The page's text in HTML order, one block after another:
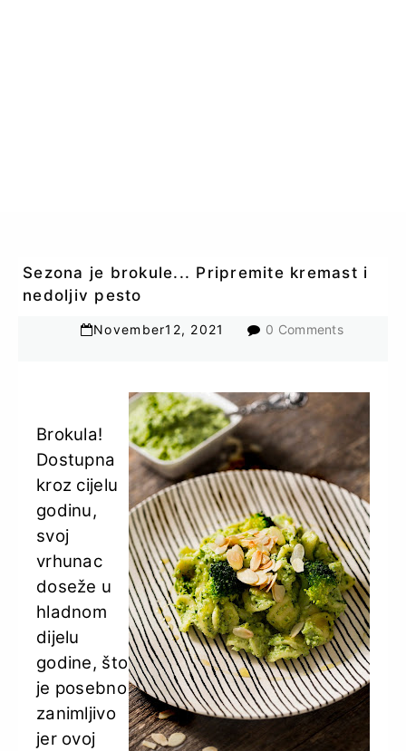
Sezona je brokule... Pripremite kremast i
nedoljiv pesto
November12, 2021 0 Comments
Brokula!
Dostupna
kroz cijelu
godinu,
svoj
vrhunac
doseže u
hladnom
dijelu
godine, što
je posebno
zanimljivo
jer ovoj